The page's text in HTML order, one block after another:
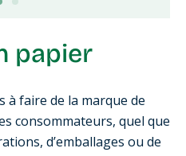
papier
à faire de la marque de
consommateurs, quel que
d’emballages ou de